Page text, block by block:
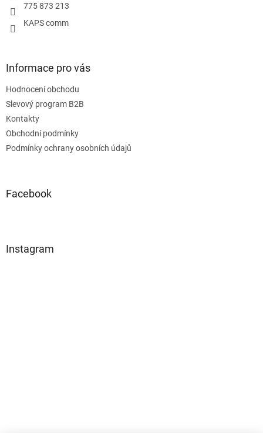
775 873 213
KAPS comm
Informace pro vás
Hodnocení obchodu
Slevový program B2B
Kontakty
Obchodní podmínky
Podmínky ochrany osobních údajů
Facebook
Instagram